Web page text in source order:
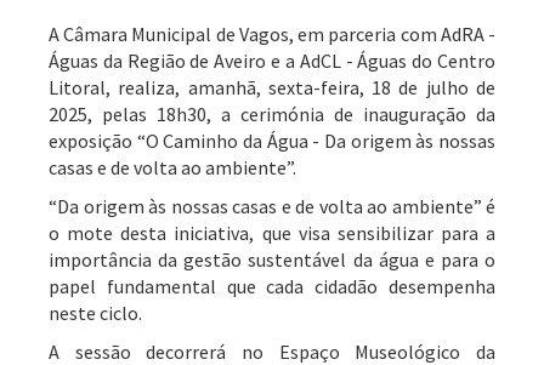
A Câmara Municipal de Vagos, em parceria com AdRA -
Águas da Região de Aveiro e a AdCL - Águas do Centro
Litoral, realiza, amanhã, sexta-feira, 18 de julho de
2025, pelas 18h30, a cerimónia de inauguração da
exposição “O Caminho da Água - Da origem às nossas
casas e de volta ao ambiente”.
“Da origem às nossas casas e de volta ao ambiente” é
o mote desta iniciativa, que visa sensibilizar para a
importância da gestão sustentável da água e para o
papel fundamental que cada cidadão desempenha
neste ciclo.
A sessão decorrerá no Espaço Museológico da